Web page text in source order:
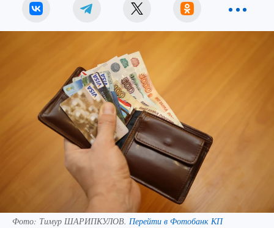
Фото: Тимур ШАРИПКУЛОВ. Перейти в Фотобанк КП